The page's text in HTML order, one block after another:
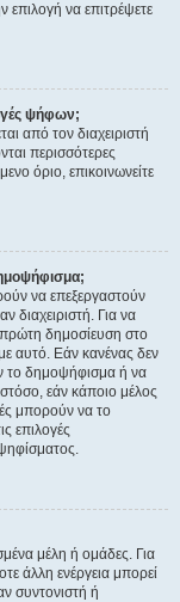
επιλογή να επιτρέψετε
ψήφων;
από τον διαχειριστή
περισσότερες
όριο, επικοινωνείτε
να επεξεργαστούν
διαχειριστή. Για να
πρώτη δημοσίευση στο
αυτό. Εάν κανένας δεν
το δημοψήφισμα ή να
εάν κάποιο μέλος
μπορούν να το
επιλογές
μέλη ή ομάδες. Για
άλλη ενέργεια μπορεί
συντονιστή ή